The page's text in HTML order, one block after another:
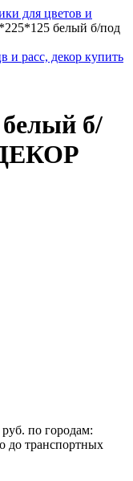
для цветов и
белый б/под
б/
ДЕКОР
по городам:
до транспортных